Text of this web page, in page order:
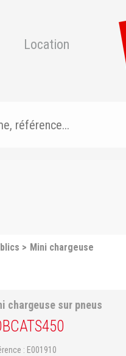
Location
Mini chargeuse
chargeuse sur pneus
S450
E001910